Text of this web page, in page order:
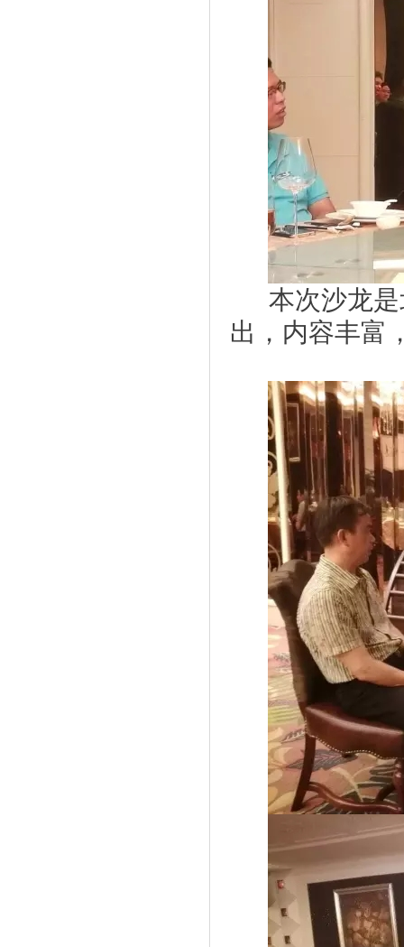
本次沙龙是
出，内容丰富